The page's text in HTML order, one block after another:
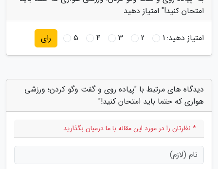
امتحان کنید!" امتیاز دهید
امتیاز دهید:1
2
3
4
5 رای
دیدگاه های مرتبط با "پیاده روی و گفت وگو کردن؛ ورزشی
هوازی که حتما باید امتحان کنید!"
* نظرتان را در مورد این مقاله با ما درمیان بگذارید